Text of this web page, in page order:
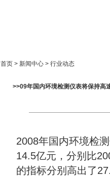
首页 > 新闻中心 > 行业动态
>>09年国内环境检测仪表将保持高
2008年国内环境检
14.5亿元，分别比
的指标分别高出了